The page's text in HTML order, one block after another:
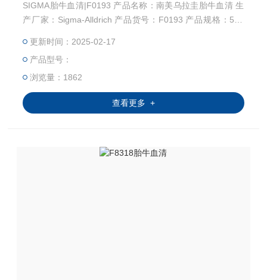
SIGMA胎牛血清|F0193 产品名称：南美乌拉圭胎牛血清 生
产厂家：Sigma-Alldrich 产品货号：F0193 产品规格：500
→→→→苏州千舍生物，进口胎牛血清，搬运工←←←←←
←
更新时间：2025-02-17
产品型号：
浏览量：1862
查看更多 +